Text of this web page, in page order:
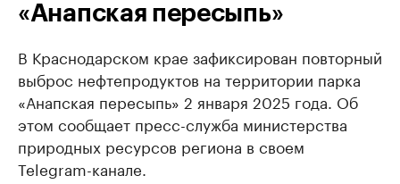
«Анапская пересыпь»
В Краснодарском крае зафиксирован повторный
выброс нефтепродуктов на территории парка
«Анапская пересыпь» 2 января 2025 года. Об
этом сообщает пресс-служба министерства
природных ресурсов региона в своем
Telegram-канале.